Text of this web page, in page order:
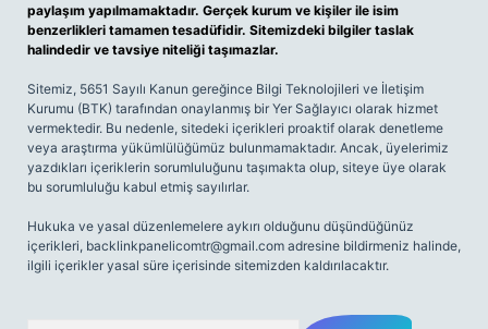
paylaşım yapılmamaktadır. Gerçek kurum ve kişiler ile isim
benzerlikleri tamamen tesadüfidir. Sitemizdeki bilgiler taslak
halindedir ve tavsiye niteliği taşımazlar.
Sitemiz, 5651 Sayılı Kanun gereğince Bilgi Teknolojileri ve İletişim
Kurumu (BTK) tarafından onaylanmış bir Yer Sağlayıcı olarak hizmet
vermektedir. Bu nedenle, sitedeki içerikleri proaktif olarak denetleme
veya araştırma yükümlülüğümüz bulunmamaktadır. Ancak, üyelerimiz
yazdıkları içeriklerin sorumluluğunu taşımakta olup, siteye üye olarak
bu sorumluluğu kabul etmiş sayılırlar.
Hukuka ve yasal düzenlemelere aykırı olduğunu düşündüğünüz
içerikleri, backlinkpanelicomtr@gmail.com adresine bildirmeniz halinde,
ilgili içerikler yasal süre içerisinde sitemizden kaldırılacaktır.